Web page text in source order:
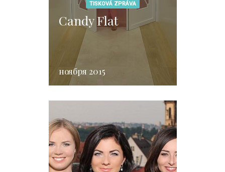
TISKOVÁ ZPRÁVA
Candy Flat
ноября 2015